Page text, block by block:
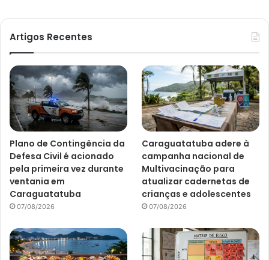
Artigos Recentes
Plano de Contingência da
Defesa Civil é acionado
pela primeira vez durante
ventania em
Caraguatatuba
07/08/2026
Caraguatatuba adere à
campanha nacional de
Multivacinação para
atualizar cadernetas de
crianças e adolescentes
07/08/2026